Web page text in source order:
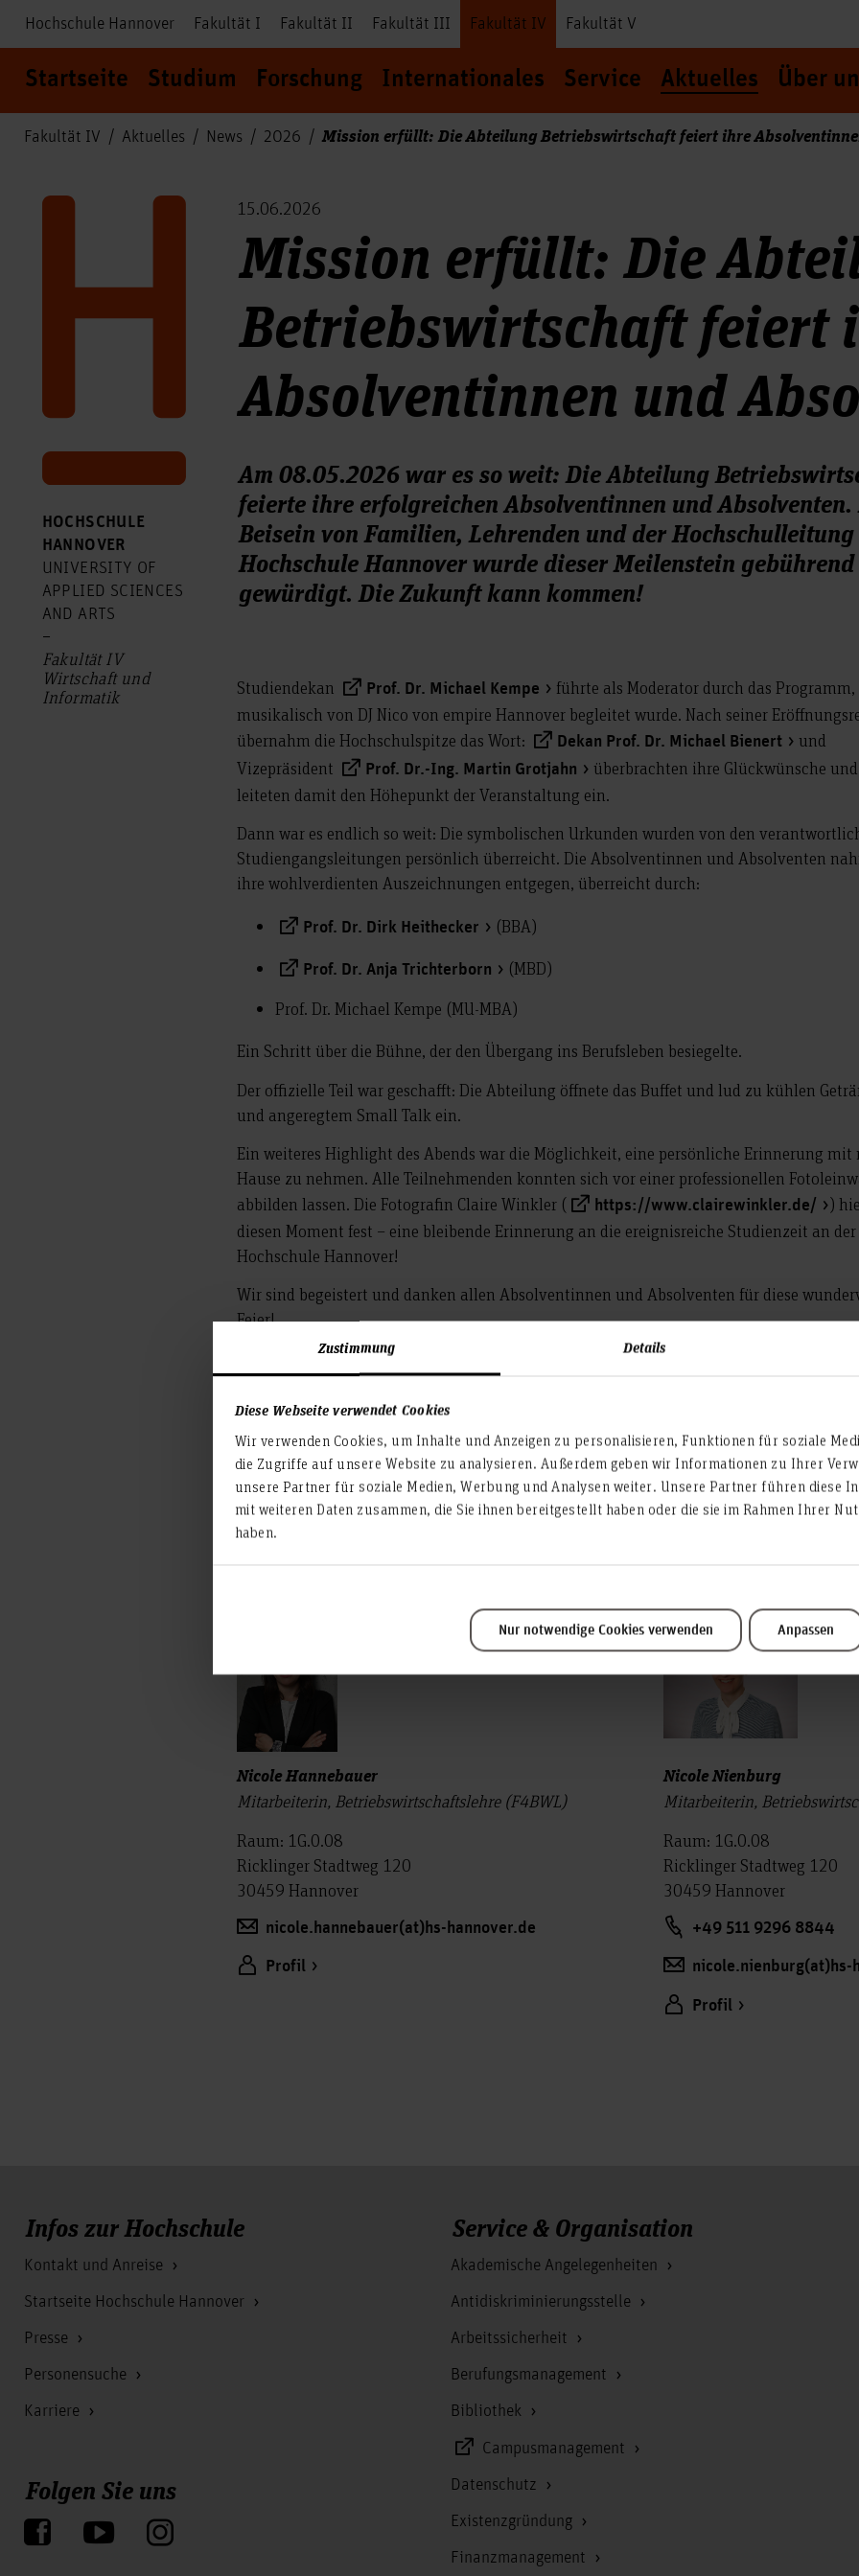
Zustimmung Details
Diese Webseite verwendet Cookies
Wir verwenden Cookies, um Inhalte und Anzeigen zu personalisieren, Funktionen für soziale
die Zugriffe auf unsere Website zu analysieren. Außerdem geben wir Informationen zu Ihrer
unsere Partner für soziale Medien, Werbung und Analysen weiter. Unsere Partner führen diese
mit weiteren Daten zusammen, die Sie ihnen bereitgestellt haben oder die sie im Rahmen Ihrer
haben.
Nur notwendige Cookies verwenden Anpassen
Hochschule Hannover Fakultät I Fakultät II Fakultät III Fakultät IV Fakultät V
Startseite Studium Forschung Internationales Service Aktuelles Über
Fakultät IV Aktuelles News 2026 Mission erfüllt: Die Abteilung Betriebswirtschaft feiert ihre
HOCHSCHULE
HANNOVER
UNIVERSITY OF
APPLIED SCIENCES
AND ARTS
–
Fakultät IV
Wirtschaft und
Informatik
15.06.2026
Mission erfüllt: Die
Betriebswirtschaft feiert
Absolventinnen und
Am 08.05.2026 war es so weit: Die Abteilung
feierte ihre erfolgreichen Absolventinnen und Absolventen.
Beisein von Familien, Lehrenden und der
Hochschule Hannover wurde dieser Meilenstein gebührend
gewürdigt. Die Zukunft kann kommen!
Studiendekan Prof. Dr. Michael Kempe
führte als Moderator durch das Programm,
musikalisch von DJ Nico von empire Hannover begleitet wurde. Nach seiner
übernahm die Hochschulspitze das Wort:
Dekan Prof. Dr. Michael Bienert
und
Vizepräsident
Prof. Dr.-Ing. Martin Grotjahn
überbrachten ihre Glückwünsche und
leiteten damit den Höhepunkt der Veranstaltung ein.
Dann war es endlich so weit: Die symbolischen Urkunden wurden von den
Studiengangsleitungen persönlich überreicht. Die Absolventinnen und Absolventen
ihre wohlverdienten Auszeichnungen entgegen, überreicht durch:
Prof. Dr. Dirk Heithecker (BBA)
Prof. Dr. Anja Trichterborn
(MBD)
Prof. Dr. Michael Kempe (MU-MBA)
Ein Schritt über die Bühne, der den Übergang ins Berufsleben besiegelte.
Der offizielle Teil war geschafft: Die Abteilung öffnete das Buffet und lud zu kühlen
und angeregtem Small Talk ein.
Ein weiteres Highlight des Abends war die Möglichkeit, eine persönliche Erinnerung mit
Hause zu nehmen. Alle Teilnehmenden konnten sich vor einer professionellen
abbilden lassen. Die Fotografin Claire Winkler (
https://www.clairewinkler.de/
)
diesen Moment fest – eine bleibende Erinnerung an die ereignisreiche Studienzeit an der
Hochschule Hannover!
Wir sind begeistert und danken allen Absolventinnen und Absolventen für diese
Feier!
Nicole Hannebauer & Nicole Nienburg
Die Abteilung Betriebswirtschaft feiert ihre
Absolventinnen und Absolventen
Nicole Hannebauer
Mitarbeiterin, Betriebswirtschaftslehre (F4BWL)
Raum: 1G.0.08
Ricklinger Stadtweg 120
30459 Hannover
nicole.hannebauer(at)hs-hannover.de
Profil
Nicole Nienburg
Mitarbeiterin,
Raum: 1G.0.08
Ricklinger Stadtweg 120
30459 Hannover
+49 511 9296 8844
nicole.nienburg(at)hs-
Profil
Infos zur Hochschule
Kontakt und Anreise
Startseite Hochschule Hannover
Presse
Personensuche
Karriere
Folgen Sie uns
Service & Organisation
Akademische Angelegenheiten
Antidiskriminierungsstelle
Arbeitssicherheit
Berufungsmanagement
Bibliothek
Campusmanagement
Datenschutz
Existenzgründung
Finanzmanagement